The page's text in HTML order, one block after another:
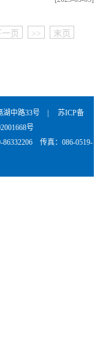
一页 >> 末页
湖中路33号 | 苏ICP备
号
传真：086-0519-